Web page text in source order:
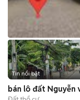
Tin nổi bật
bán lô đất Nguyễn